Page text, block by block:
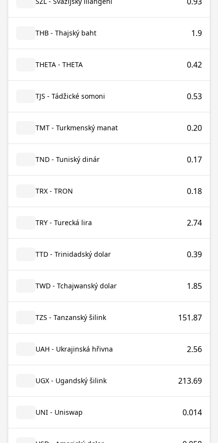
THB - Thajský baht 1.9
THETA - THETA 0.42
TJS - Tádžické somoni 0.53
TMT - Turkmenský manat 0.20
TND - Tuniský dinár 0.17
TRX - TRON 0.18
TRY - Turecká lira 2.74
TTD - Trinidadský dolar 0.39
TWD - Tchajwanský dolar 1.85
TZS - Tanzanský šilink 151.87
UAH - Ukrajinská hřivna 2.56
UGX - Ugandský šilink 213.69
UNI - Uniswap 0.014